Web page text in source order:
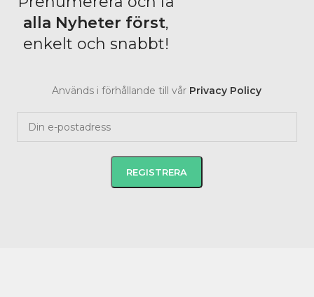
alla Nyheter först,
enkelt och snabbt!
Används i förhållande till vår Privacy Policy